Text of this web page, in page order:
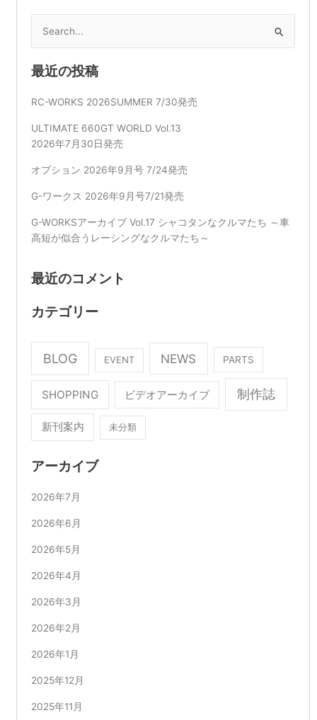
索
対
象:
最近の投稿
RC-WORKS 2026SUMMER 7/30発売
ULTIMATE 660GT WORLD Vol.13
2026年7月30日発売
オプション 2026年9月号 7/24発売
G-ワークス 2026年9月号7/21発売
G-WORKSアーカイブ Vol.17 シャコタンなクルマたち ～車
高短が似合うレーシングなクルマたち～
最近のコメント
カテゴリー
BLOG EVENT NEWS PARTS
SHOPPING ビデオアーカイブ 制作誌
新刊案内 未分類
アーカイブ
2026年7月
2026年6月
2026年5月
2026年4月
2026年3月
2026年2月
2026年1月
2025年12月
2025年11月